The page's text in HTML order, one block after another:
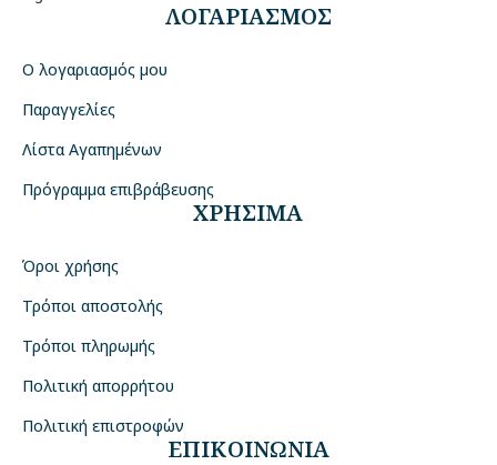
ΛΟΓΑΡΙΑΣΜΟΣ
Ο λογαριασμός μου
Παραγγελίες
Λίστα Αγαπημένων
Πρόγραμμα επιβράβευσης
ΧΡΗΣΙΜΑ
Όροι χρήσης
Τρόποι αποστολής
Τρόποι πληρωμής
Πολιτική απορρήτου
Πολιτική επιστροφών
ΕΠΙΚΟΙΝΩΝΙΑ